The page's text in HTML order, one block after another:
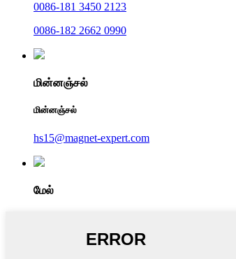
0086-181 3450 2123
0086-182 2662 0990
மின்னஞ்சல்
மின்னஞ்சல்
hs15@magnet-expert.com
மேல்